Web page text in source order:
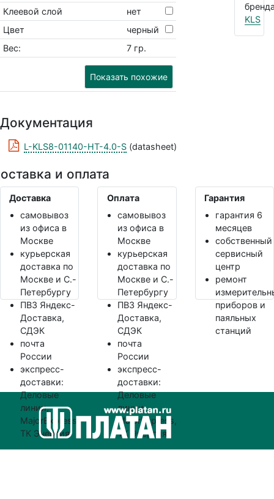
Клеевой слой
нет
Цвет
черный
Вес:
7 гр.
Показать похожие
KLS
Документация
L-KLS8-01140-HT-4.0-S (datasheet)
и оплата
Доставка
самовывоз
из офиса в
Москве
курьерская
доставка по
Москве и С.-
Петербургу
ПВЗ Яндекс-
Доставка,
СДЭК
почта
России
экспресс-
доставки:
Деловые
линии,
MajorExpress,
ТК Энергия
Оплата
самовывоз
из офиса в
Москве
курьерская
доставка по
Москве и С.-
Петербургу
ПВЗ Яндекс-
Доставка,
СДЭК
почта
России
экспресс-
доставки:
Деловые
линии,
MajorExpress,
ТК Энергия
Гарантия
гарантия 6
месяцев
собственный
сервисный
центр
ремонт
приборов и
паяльных
станций